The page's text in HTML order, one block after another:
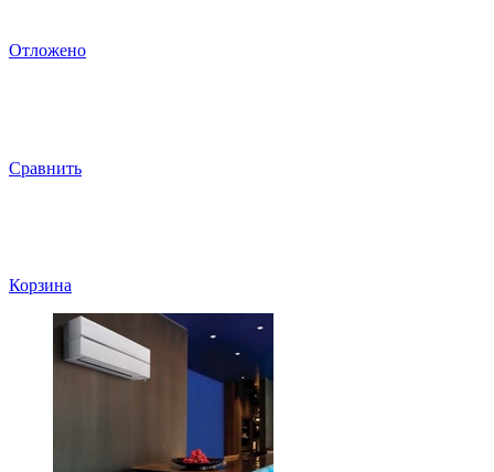
Отложено
Сравнить
Корзина